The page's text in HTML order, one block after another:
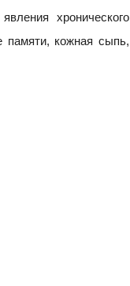
хронического
памяти, кожная сыпь,